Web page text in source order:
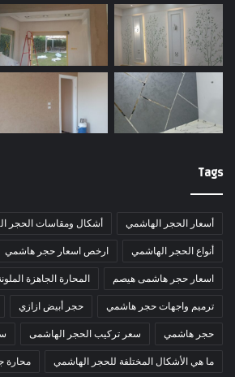
Tags
أسعار الحجر الهاشمي أشكال ومقاسات الحجر
أنواع الحجر الهاشمي ارخص اسعار حجر هاشمي
اسعار حجر هاشمى هيصم المحارة الجاهزة
ترميم واجهات حجر هاشمي حجر أبيض ازازي
حجر هاشمي سعر تركيب الحجر الهاشمى
ما هي الأشكال المختلفة للحجر الهاشمي محارة